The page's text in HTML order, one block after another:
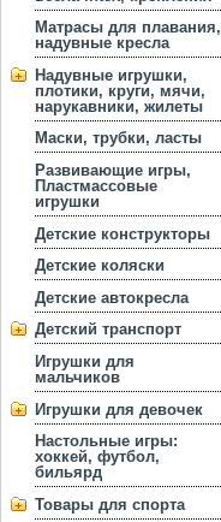
Матрасы для плавания,
надувные кресла
Надувные игрушки,
плотики, круги, мячи,
нарукавники, жилеты
Маски, трубки, ласты
Развивающие игры,
Пластмассовые
игрушки
Детские конструкторы
Детские коляски
Детские автокресла
Детский транспорт
Игрушки для
мальчиков
Игрушки для девочек
Настольные игры:
хоккей, футбол,
бильярд
Товары для спорта